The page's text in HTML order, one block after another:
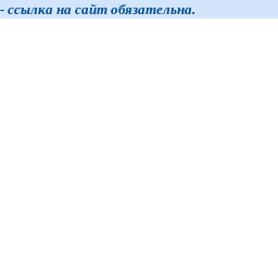
на сайт обязательна.